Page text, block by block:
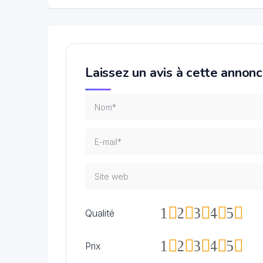
Laissez un avis à cette
Qualité 5
4
3
2
1
Prix 5
4
3
2
1